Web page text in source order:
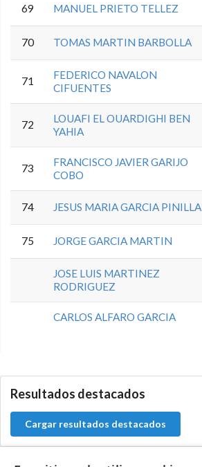
69 MANUEL PRIETO TELLEZ
70 TOMAS MARTIN BARBOLLA
71
FEDERICO NAVALON
CIFUENTES
72
LOUAFI EL OUARDIGHI BEN
YAHIA
73
FRANCISCO JAVIER GARIJO
COBO
74 JESUS MARIA GARCIA PINILLA
75 JORGE GARCIA MARTIN
JOSE LUIS MARTINEZ
RODRIGUEZ
CARLOS ALFARO GARCIA
Resultados destacados
Cargar resultados destacados